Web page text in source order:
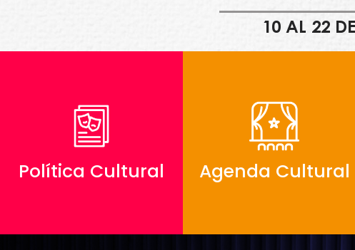
10 AL 22
Política Cultural Agenda Cultural